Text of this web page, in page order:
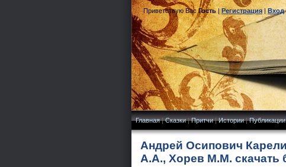
Приветствую Вас Гость|Регистрация|Вход
Главная|Сказки|Притчи|Истории|Публикации
Андрей Осипович
А.А., Хорев М.М. скачать